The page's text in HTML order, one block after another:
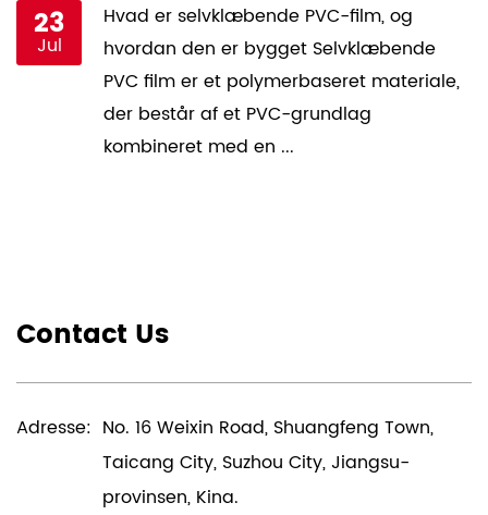
23
Jul
Hvad er selvklæbende PVC-film, og
hvordan den er bygget Selvklæbende
PVC film er et polymerbaseret materiale,
der består af et PVC-grundlag
kombineret med en ...
Contact Us
Adresse: No. 16 Weixin Road, Shuangfeng Town,
Taicang City, Suzhou City, Jiangsu-
provinsen, Kina.